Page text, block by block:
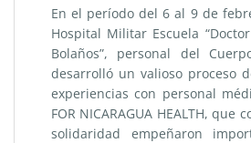
En el período del 6 al 9 de
Hospital Militar Escuela
Bolaños”, personal del
desarrolló un valioso proceso
experiencias con personal
FOR NICARAGUA HEALTH, que
solidaridad empeñaron